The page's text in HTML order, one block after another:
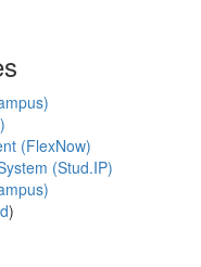
(FlexNow)
(Stud.IP)
)